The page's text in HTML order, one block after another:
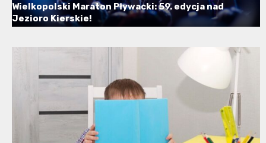
Wielkopolski Maraton Pływacki: 59. edycja nad
Jezioro Kierskie!